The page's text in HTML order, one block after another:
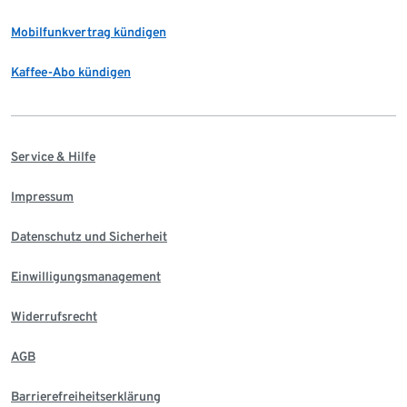
Mobilfunkvertrag kündigen
Kaffee-Abo kündigen
Service & Hilfe
Impressum
Datenschutz und Sicherheit
Einwilligungsmanagement
Widerrufsrecht
AGB
Barrierefreiheitserklärung